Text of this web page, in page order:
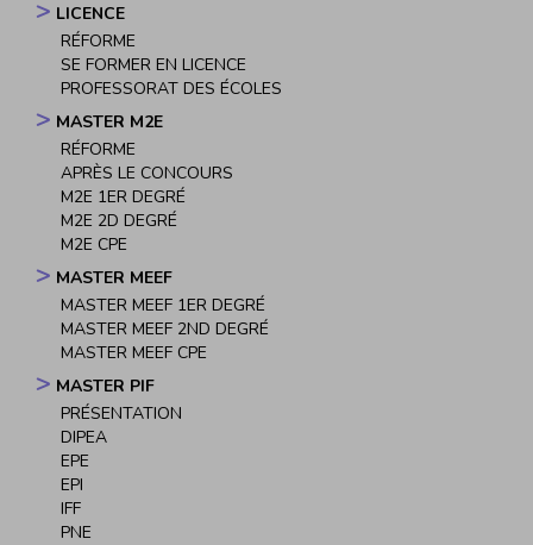
LICENCE
RÉFORME
SE FORMER EN LICENCE
PROFESSORAT DES ÉCOLES
MASTER M2E
RÉFORME
APRÈS LE CONCOURS
M2E 1ER DEGRÉ
M2E 2D DEGRÉ
M2E CPE
MASTER MEEF
MASTER MEEF 1ER DEGRÉ
MASTER MEEF 2ND DEGRÉ
MASTER MEEF CPE
MASTER PIF
PRÉSENTATION
DIPEA
EPE
EPI
IFF
PNE